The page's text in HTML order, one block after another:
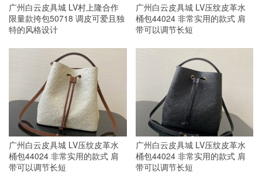
广州白云皮具城 LV村上隆合作
限量款挎包50718 调皮可爱且独
特的风格设计
广州白云皮具城 LV压纹皮革水
桶包44024 非常实用的款式 肩
带可以调节长短
广州白云皮具城 LV压纹皮革水
桶包44024 非常实用的款式 肩
带可以调节长短
广州白云皮具城 LV压纹皮革水
桶包44024 非常实用的款式 肩
带可以调节长短